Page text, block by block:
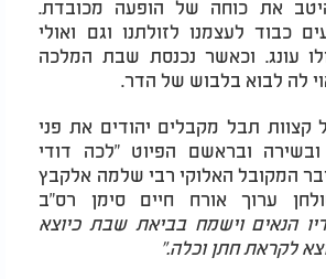
את כוחה של הופעה מכובדת.
כבוד לעצמנו לזולתנו וגם ואולי
עונג. וכאשר נכנסת שבת המלכה
לה לבוא בלבוש של הדר.
קצוות תבל מקבלים יהודים את פני
ובראשם הפיוט "לכה דודי
המקובל האלוקי רבי שלמה אלקבץ
ערוך אורח חיים סימן רס"ב
הנאים וישמח בביאת שבת כיוצא
לקראת חתן וכלה."